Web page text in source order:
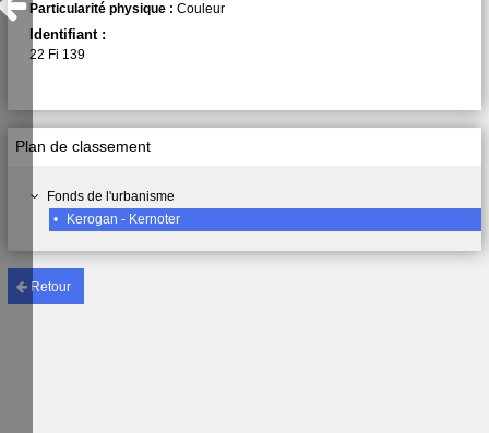
Retour
Plan de classement
Fonds de l'urbanisme
•
Kerogan - Kernoter
Particularité physique : Couleur
Identifiant :
22 Fi 139